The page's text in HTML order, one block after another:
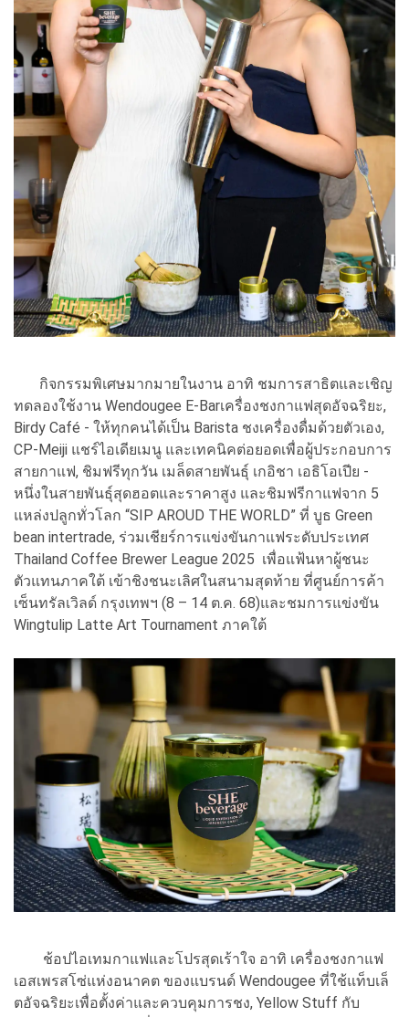
กิจกรรมพิเศษมากมายในงาน อาทิ ชมการสาธิตและเชิญ
ทดลองใช้งาน Wendougee E-Barเครื่องชงกาแฟสุดอัจฉริยะ,
Birdy Café - ให้ทุกคนได้เป็น Barista ชงเครื่องดื่มด้วยตัวเอง,
CP-Meiji แชร์ไอเดียเมนู และเทคนิคต่อยอดเพื่อผู้ประกอบการ
สายกาแฟ, ชิมฟรีทุกวัน เมล็ดสายพันธุ์ เกอิชา เอธิโอเปีย -
หนึ่งในสายพันธุ์สุดฮอตและราคาสูง และชิมฟรีกาแฟจาก 5
แหล่งปลูกทั่วโลก “SIP AROUD THE WORLD” ที่ บูธ Green
bean intertrade, ร่วมเชียร์การแข่งขันกาแฟระดับประเทศ
Thailand Coffee Brewer League 2025 เพื่อแฟ้นหาผู้ชนะ
ตัวแทนภาคใต้ เข้าชิงชนะเลิศในสนามสุดท้าย ที่ศูนย์การค้า
เซ็นทรัลเวิลด์ กรุงเทพฯ (8 – 14 ต.ค. 68)และชมการแข่งขัน
Wingtulip Latte Art Tournament ภาคใต้
ช้อปไอเทมกาแฟและโปรสุดเร้าใจ อาทิ เครื่องชงกาแฟ
เอสเพรสโซ่แห่งอนาคต ของแบรนด์ Wendougee ที่ใช้แท็บเล็
ตอัจฉริยะเพื่อตั้งค่าและควบคุมการชง, Yellow Stuff กับ